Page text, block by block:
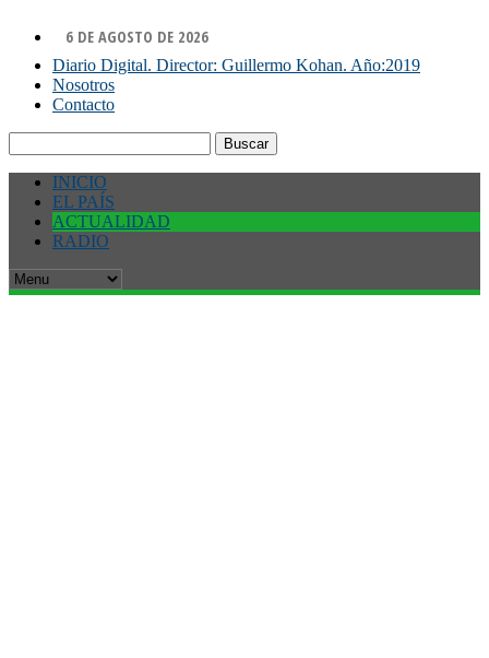
6 DE AGOSTO DE 2026
Diario Digital. Director: Guillermo Kohan. Año:2019
Nosotros
Contacto
INICIO
EL PAÍS
ACTUALIDAD
RADIO